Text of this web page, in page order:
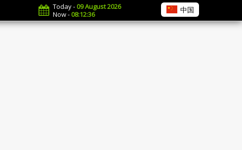
Today -09 August 2026
Now -08:12:37 中国